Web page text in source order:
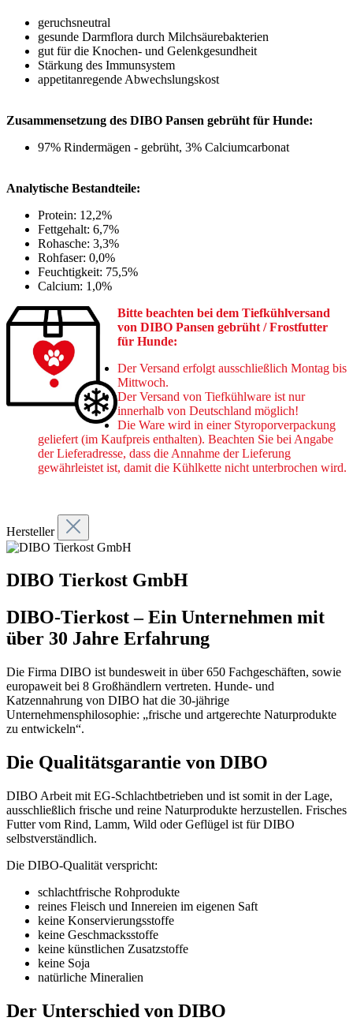
geruchsneutral
gesunde Darmflora durch Milchsäurebakterien
gut für die Knochen- und Gelenkgesundheit
Stärkung des Immunsystem
appetitanregende Abwechslungskost
Zusammensetzung des DIBO Pansen gebrüht für Hunde:
97% Rindermägen - gebrüht, 3% Calciumcarbonat
Analytische Bestandteile:
Protein: 12,2%
Fettgehalt: 6,7%
Rohasche: 3,3%
Rohfaser: 0,0%
Feuchtigkeit: 75,5%
Calcium: 1,0%
Bitte beachten bei dem Tiefkühlversand
von DIBO Pansen gebrüht / Frostfutter
für Hunde:
Der Versand erfolgt ausschließlich Montag bis
Mittwoch.
Der Versand von Tiefkühlware ist nur
innerhalb von Deutschland möglich!
Die Ware wird in einer Styroporverpackung
geliefert (im Kaufpreis enthalten). Beachten Sie bei Angabe
der Lieferadresse, dass die Annahme der Lieferung
gewährleistet ist, damit die Kühlkette nicht unterbrochen wird.
Hersteller
DIBO Tierkost GmbH
DIBO-Tierkost – Ein Unternehmen mit
über 30 Jahre Erfahrung
Die Firma DIBO ist bundesweit in über 650 Fachgeschäften, sowie
europaweit bei 8 Großhändlern vertreten. Hunde- und
Katzennahrung von DIBO hat die 30-jährige
Unternehmensphilosophie: „frische und artgerechte Naturprodukte
zu entwickeln“.
Die Qualitätsgarantie von DIBO
DIBO Arbeit mit EG-Schlachtbetrieben und ist somit in der Lage,
ausschließlich frische und reine Naturprodukte herzustellen. Frisches
Futter vom Rind, Lamm, Wild oder Geflügel ist für DIBO
selbstverständlich.
Die DIBO-Qualität verspricht:
schlachtfrische Rohprodukte
reines Fleisch und Innereien im eigenen Saft
keine Konservierungsstoffe
keine Geschmacksstoffe
keine künstlichen Zusatzstoffe
keine Soja
natürliche Mineralien
Der Unterschied von DIBO